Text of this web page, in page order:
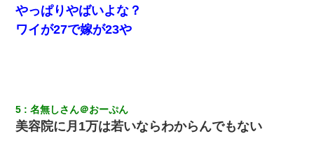
旦那が長男のDNA鑑定をしたら血縁関係0%だった。旦那「やっぱ
りウワキしてたんだな…」長男「俺は誰の子供なの？」長女・次
私『貯金貯まったし、やっと家建てられるね！』夫「実家を二世
帯住宅にした。それに貯金使った」→私『離婚しよう』夫「え
っ」私『使った貯金はあげるから』→すると…
やっぱりやばいよな？
ワイが27で嫁が23や
5 名無しさん＠おーぷん
美容院に月1万は若いならわからんでもない